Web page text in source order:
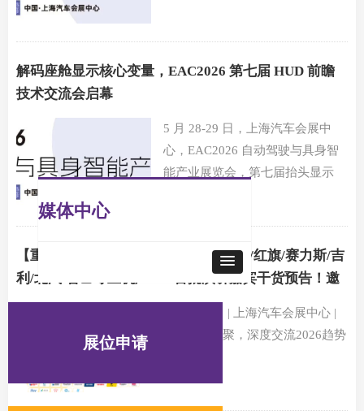
媒体中心
展位申请
解码座舱显示核心变量，EAC2026 第七届 HUD 前瞻
技术交流会启幕
5 月 28-29 日，上海汽车会展中
心，EAC2026 自动驾驶与具身智
能产业展览会，第七届抬头显示
【重磅议程】来自小鹏/小米/奇瑞/上汽/红旗/赛力斯/吉
利/北汽/智己等主机厂100 首批演讲嘉宾干货预告！邀
您共赴EAC内外饰与座舱产业展！
5月28-29日 | 上海汽车会展中心 |
180 专家齐聚，深度交流2026趋势